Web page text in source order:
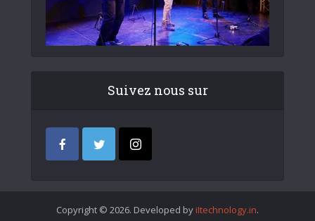
Suivez nous sur
Copyright © 2026. Developed by iItechnology.in.